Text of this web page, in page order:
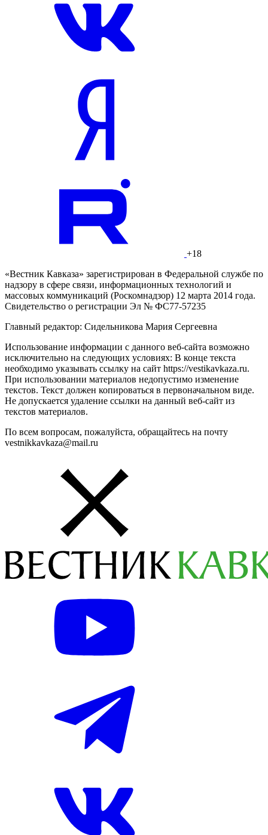
+18
«Вестник Кавказа» зарегистрирован в Федеральной службе по
надзору в сфере связи, информационных технологий и
массовых коммуникаций (Роскомнадзор) 12 марта 2014 года.
Свидетельство о регистрации Эл № ФС77-57235
Главный редактор: Сидельникова Мария Сергеевна
Использование информации с данного веб-сайта возможно
исключительно на следующих условиях: В конце текста
необходимо указывать ссылку на сайт https://vestikavkaza.ru.
При использовании материалов недопустимо изменение
текстов. Текст должен копироваться в первоначальном виде.
Не допускается удаление ссылки на данный веб-сайт из
текстов материалов.
По всем вопросам, пожалуйста, обращайтесь на почту
vestnikkavkaza@mail.ru